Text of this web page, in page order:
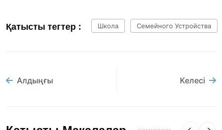
Қатысты тегтер : Школа Семейного Устройства
Алдыңғы Келесі